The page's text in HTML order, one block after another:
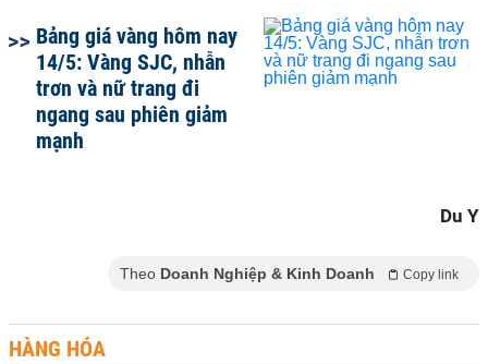
Bảng giá vàng hôm nay
14/5: Vàng SJC, nhẫn
trơn và nữ trang đi
ngang sau phiên giảm
mạnh
Du Y
Theo Doanh Nghiệp & Kinh Doanh Copy link
HÀNG HÓA